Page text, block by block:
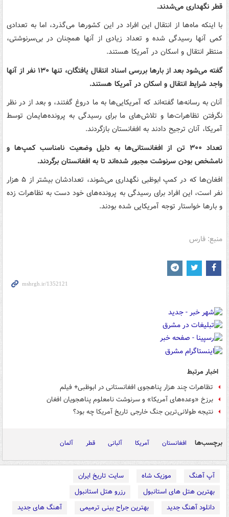
قطر نگهداری می‌شدند.
با اینکه ماه‌ها از انتقال این افراد در این کشورها می‌گذرد، اما به تعدادی
کمی آنها رسیدگی شده و تعداد زیادی از آنها همچنان در بی‌سرنوشتی،
منتظر انتقال و اسکان در آمریکا هستند.
گفته می‌شود بعد از بارها بررسی اسناد انتقال یافتگان، تنها ۱۳۰ نفر از آنها
واجد شرایط انتقال و اسکان در آمریکا هستند.
آنان به رسانه‌ها گفته‌اند که آمریکایی‌ها به ما دروغ گفتند، و بعد از در نظر
نگرفتن تظاهرات‌ها و تلاش‌های ما برای رسیدگی به پرونده‌هایمان توسط
آمریکا، آنان ترجیح دادند به افغانستان بازگردند.
تعداد ۳۰۰ تن از افغانستانی‌ها به دلیل وضعیت نامناسب کمپ‌ها و
نامشخص بودن سرنوشت مجبور شده‌اند تا به افغانستان برگردند.
افغان‌ها که در کمپ ابوظبی نگهداری می‌شوند، تعدادشان بیشتر از ۵ هزار
نفر است، این‌ افراد برای رسیدگی به پرونده‌های خود دست به تظاهرات زده
و بارها خواستار توجه آمریکایی شده بودند.
منبع: فارس
اخبار مرتبط
تظاهرات چند هزار پناهجوی افغانستانی در ابوظبی+ فیلم
برزخ «وعده‌های آمریکا» و سرنوشت نامعلوم پناهجویان افغان
نتیجه طولانی‌ترین جنگ خارجی تاریخ آمریکا چه بود؟
برچسب‌ها افغانستان آمریکا آلبانی قطر آلمان
آپ آهنگ موزیک شاه
سایت تاریخ ایران
بهترین هتل های استانبول
رزرو هتل استانبول
دانلود آهنگ جدید
بهترین جراح بینی ترمیمی
آهنگ های جدید